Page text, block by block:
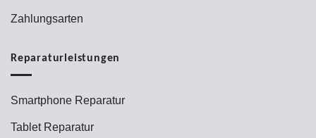
Zahlungsarten
Reparaturleistungen
Smartphone Reparatur
Tablet Reparatur